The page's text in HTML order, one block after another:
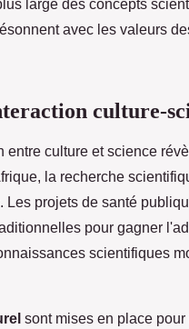
large des concepts
avec les valeurs
culture-
entre culture et science
la recherche
Les projets de santé
pour gagner
scientifiques
sont mises en place pour